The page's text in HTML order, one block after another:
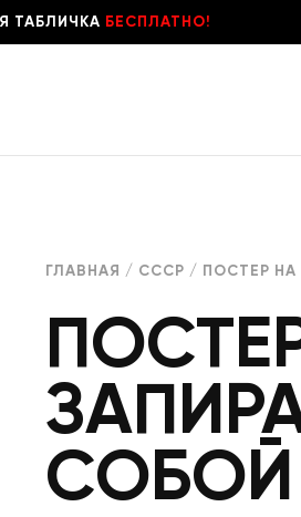
ТАБЛИЧКА БЕСПЛАТНО!
ГЛАВНАЯ / СССР / ПОСТЕР НА
СОБОЙ